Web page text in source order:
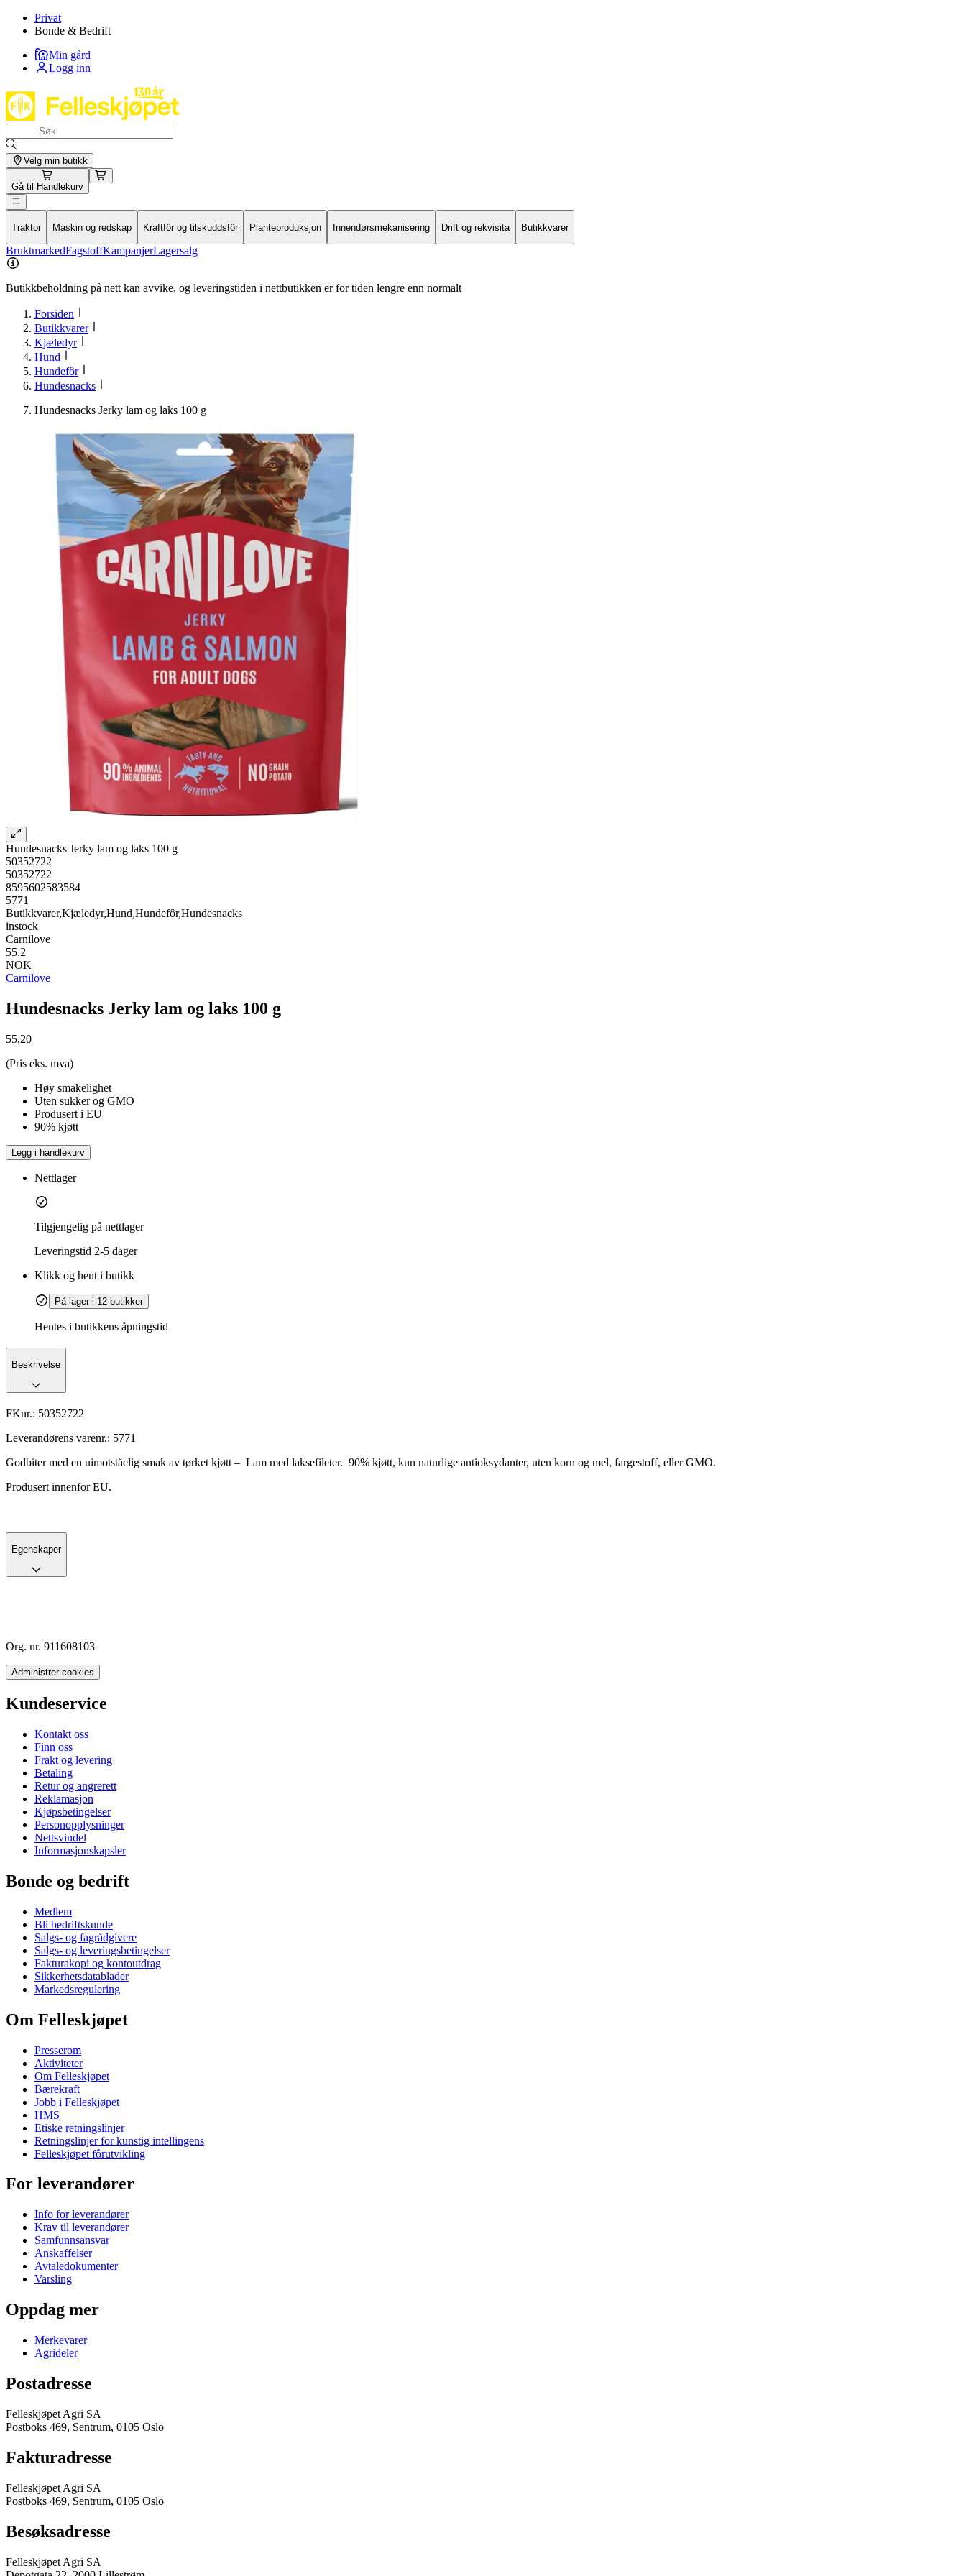
Privat
Bonde & Bedrift
Min gård
Logg inn
Velg min butikk
Gå til Handlekurv
Traktor Maskin og redskap Kraftfôr og tilskuddsfôr Planteproduksjon Innendørsmekanisering Drift og rekvisita Butikkvarer
BruktmarkedFagstoffKampanjerLagersalg
Butikkbeholdning på nett kan avvike, og leveringstiden i nettbutikken er for tiden lengre enn normalt
Forsiden
Butikkvarer
Kjæledyr
Hund
Hundefôr
Hundesnacks
Hundesnacks Jerky lam og laks 100 g
Hundesnacks Jerky lam og laks 100 g
50352722
50352722
8595602583584
5771
Butikkvarer,Kjæledyr,Hund,Hundefôr,Hundesnacks
instock
Carnilove
55.2
NOK
Carnilove
Hundesnacks Jerky lam og laks 100 g
55,20
(Pris eks. mva)
Høy smakelighet
Uten sukker og GMO
Produsert i EU
90% kjøtt
Legg i handlekurv
Nettlager
Tilgjengelig på nettlager
Leveringstid 2-5 dager
Klikk og hent i butikk
På lager i 12 butikker
Hentes i butikkens åpningstid
Beskrivelse
FKnr.: 50352722
Leverandørens varenr.: 5771
Godbiter med en uimotståelig smak av tørket kjøtt – Lam med laksefileter. 90% kjøtt, kun naturlige antioksydanter, uten korn og mel, fargestoff, eller GMO.
Produsert innenfor EU.
Egenskaper
Org. nr. 911608103
Administrer cookies
Kundeservice
Kontakt oss
Finn oss
Frakt og levering
Betaling
Retur og angrerett
Reklamasjon
Kjøpsbetingelser
Personopplysninger
Nettsvindel
Informasjonskapsler
Bonde og bedrift
Medlem
Bli bedriftskunde
Salgs- og fagrådgivere
Salgs- og leveringsbetingelser
Fakturakopi og kontoutdrag
Sikkerhetsdatablader
Markedsregulering
Om Felleskjøpet
Presserom
Aktiviteter
Om Felleskjøpet
Bærekraft
Jobb i Felleskjøpet
HMS
Etiske retningslinjer
Retningslinjer for kunstig intellingens
Felleskjøpet fôrutvikling
For leverandører
Info for leverandører
Krav til leverandører
Samfunnsansvar
Anskaffelser
Avtaledokumenter
Varsling
Oppdag mer
Merkevarer
Agrideler
Postadresse
Felleskjøpet Agri SA
Postboks 469, Sentrum, 0105 Oslo
Fakturadresse
Felleskjøpet Agri SA
Postboks 469, Sentrum, 0105 Oslo
Besøksadresse
Felleskjøpet Agri SA